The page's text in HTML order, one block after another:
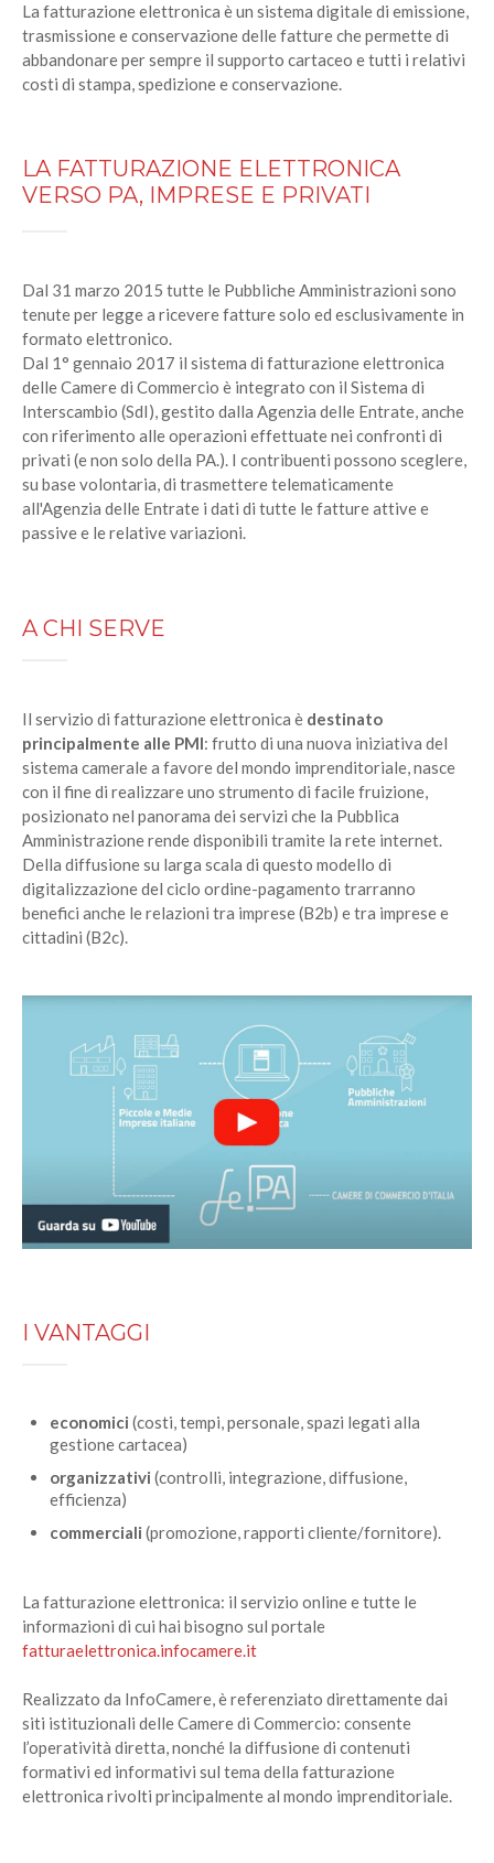
La fatturazione elettronica è un sistema digitale di emissione,
trasmissione e conservazione delle fatture che permette di
abbandonare per sempre il supporto cartaceo e tutti i relativi
costi di stampa, spedizione e conservazione.
LA FATTURAZIONE ELETTRONICA
VERSO PA, IMPRESE E PRIVATI
Dal 31 marzo 2015 tutte le Pubbliche Amministrazioni sono
tenute per legge a ricevere fatture solo ed esclusivamente in
formato elettronico.
Dal 1° gennaio 2017 il sistema di fatturazione elettronica
delle Camere di Commercio è integrato con il Sistema di
Interscambio (SdI), gestito dalla Agenzia delle Entrate, anche
con riferimento alle operazioni effettuate nei confronti di
privati (e non solo della PA.). I contribuenti possono sceglere,
su base volontaria, di trasmettere telematicamente
all'Agenzia delle Entrate i dati di tutte le fatture attive e
passive e le relative variazioni.
A CHI SERVE
Il servizio di fatturazione elettronica è destinato
principalmente alle PMI: frutto di una nuova iniziativa del
sistema camerale a favore del mondo imprenditoriale, nasce
con il fine di realizzare uno strumento di facile fruizione,
posizionato nel panorama dei servizi che la Pubblica
Amministrazione rende disponibili tramite la rete internet.
Della diffusione su larga scala di questo modello di
digitalizzazione del ciclo ordine-pagamento trarranno
benefici anche le relazioni tra imprese (B2b) e tra imprese e
cittadini (B2c).
I VANTAGGI
economici (costi, tempi, personale, spazi legati alla
gestione cartacea)
organizzativi (controlli, integrazione, diffusione,
efficienza)
commerciali (promozione, rapporti cliente/fornitore).
La fatturazione elettronica: il servizio online e tutte le
informazioni di cui hai bisogno sul portale
fatturaelettronica.infocamere.it
Realizzato da InfoCamere, è referenziato direttamente dai
siti istituzionali delle Camere di Commercio: consente
l’operatività diretta, nonché la diffusione di contenuti
formativi ed informativi sul tema della fatturazione
elettronica rivolti principalmente al mondo imprenditoriale.